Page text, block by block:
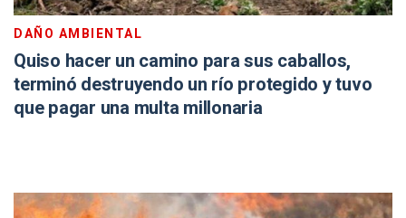
DAÑO AMBIENTAL
Quiso hacer un camino para sus caballos,
terminó destruyendo un río protegido y tuvo
que pagar una multa millonaria